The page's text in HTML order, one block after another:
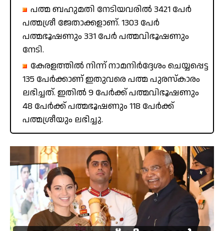
പത്മ ബഹുമതി നേടിയവരിൽ 3421 പേർ
പത്മശ്രീ ജേതാക്കളാണ്. 1303 പേർ
പത്മഭൂഷണും 331 പേർ പത്മവിഭൂഷണും
നേടി.
കേരളത്തിൽ നിന്ന് നാമനിർദ്ദേശം ചെയ്യപ്പെട്ട
135 പേർക്കാണ് ഇതുവരെ പത്മ പുരസ്‌കാരം
ലഭിച്ചത്. ഇതിൽ 9 പേർക്ക് പത്മവിഭൂഷണും
48 പേർക്ക് പത്മഭൂഷണും 118 പേർക്ക്
പത്മശ്രീയും ലഭിച്ചു.